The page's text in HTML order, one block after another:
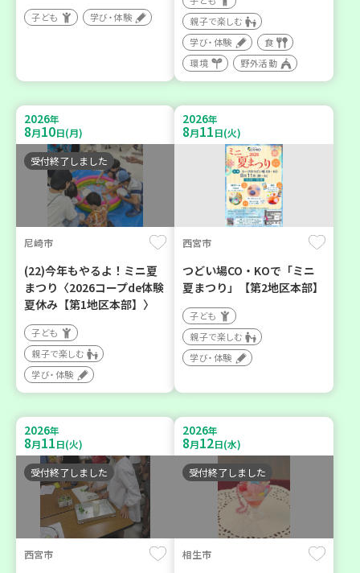
子ども 学び・体験
親子で楽しむ
学び・体験
食
環境
野外活動
2026年
8月10日(月)
受付終了しました
尼崎市
(22)今年もやるよ！ミニ夏
まつり〈2026コープde体験
夏休み【第1地区本部】〉
子ども
親子で楽しむ
学び・体験
2026年
8月11日(火)
西宮市
つどい場CO・KOで「ミニ
夏まつり」【第2地区本部】
子ども
親子で楽しむ
学び・体験
2026年
8月11日(火)
受付終了しました
西宮市
2026年
8月12日(水)
受付終了しました
相生市